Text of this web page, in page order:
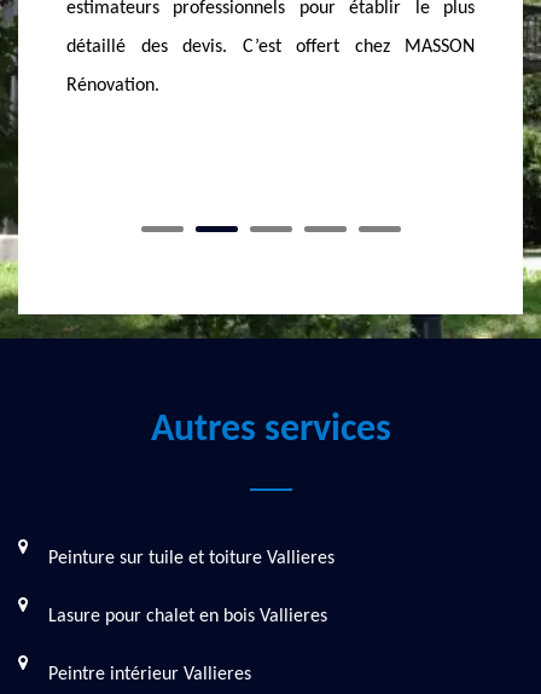
pour établir le plus
offert chez MASSON
béton de ce type, MASSON
l’entreprise qu’il vous faut et elle
Autres services
Peinture sur tuile et toiture Vallieres
Lasure pour chalet en bois Vallieres
Peintre intérieur Vallieres